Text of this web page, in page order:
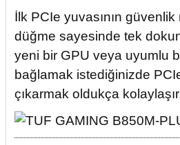
İlk PCIe yuvasının
düğme sayesinde tek
yeni bir GPU veya uyumlu
bağlamak istediğinizde
çıkarmak oldukça